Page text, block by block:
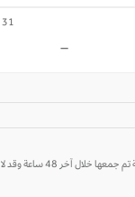
31
-
وقد لا تكون متاحة وقت الحجز